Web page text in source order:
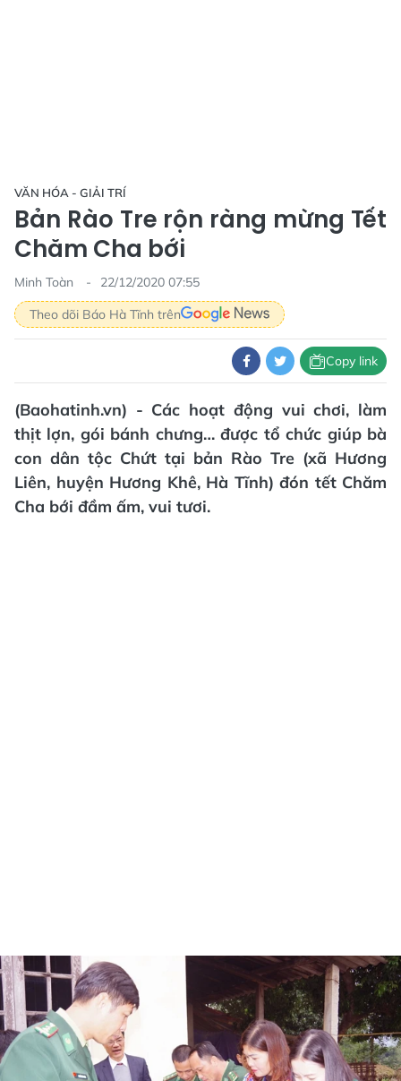
VĂN HÓA - GIẢI TRÍ
Bản Rào Tre rộn ràng mừng Tết
Chăm Cha bới
Minh Toàn
22/12/2020 07:55
Theo dõi Báo Hà Tĩnh trên
Copy link
(Baohatinh.vn) - Các hoạt động vui chơi, làm
thịt lợn, gói bánh chưng… được tổ chức giúp bà
con dân tộc Chứt tại bản Rào Tre (xã Hương
Liên, huyện Hương Khê, Hà Tĩnh) đón tết Chăm
Cha bới đầm ấm, vui tươi.